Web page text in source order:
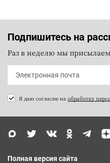
Подпишитесь на
Раз в неделю мы
Я даю согласие на обработку
Полная версия сайта